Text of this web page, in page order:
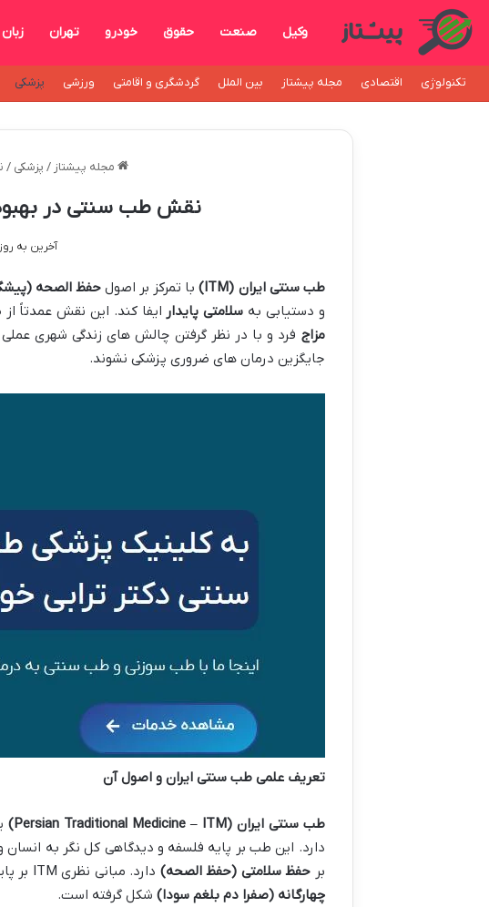
وکیل صنعت حقوق خودرو تهران زبان
تکنولوژی اقتصادی مجله پیشتاز بین الملل گردشگری و اقامتی ورزشی پزشکی
مجله پیشتاز / پزشکی /
​نقش طب سنتی در بهبود
آخرین به روز
طب سنتی ایران (ITM) با تمرکز بر اصول حفظ الصحه
و دستیابی به سلامتی پایدار ایفا کند. این نقش عمدتاً
مزاج فرد و با در نظر گرفتن چالش های زندگی شهری
جایگزین درمان های ضروری پزشکی نشوند.
تعریف علمی طب سنتی ایران و اصول آن
طب سنتی ایران (Persian Traditional Medicine – ITM)
دارد. این طب بر پایه فلسفه و دیدگاهی کل نگر به
بر حفظ سلامتی (حفظ الصحه) دارد. مبانی نظری ITM بر پایه مفاهیمی چون
چهارگانه (صفرا دم بلغم سودا) شکل گرفته است.